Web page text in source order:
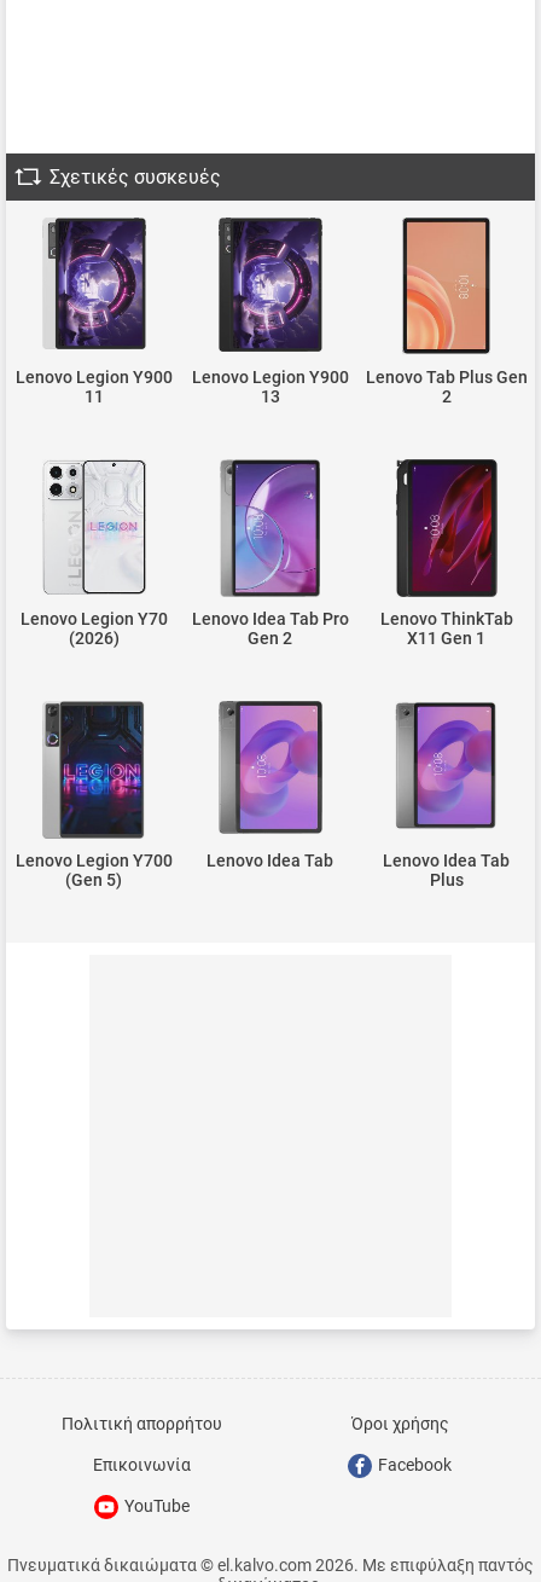
Σχετικές συσκευές
Lenovo Legion Y900
11
Lenovo Legion Y900
13
Lenovo Tab Plus Gen
2
Lenovo Legion Y70
(2026)
Lenovo Idea Tab Pro
Gen 2
Lenovo ThinkTab
X11 Gen 1
Lenovo Legion Y700
(Gen 5)
Lenovo Idea Tab
Lenovo Idea Tab
Plus
Πολιτική απορρήτου Όροι χρήσης
Επικοινωνία Facebook
YouTube
Πνευματικά δικαιώματα © el.kalvo.com 2026. Με επιφύλαξη παντός